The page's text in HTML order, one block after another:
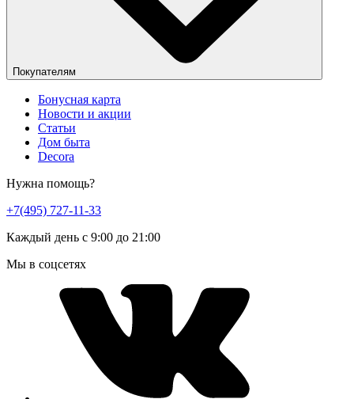
Покупателям
Бонусная карта
Новости и акции
Статьи
Дом быта
Decora
Нужна помощь?
+7(495) 727-11-33
Каждый день с 9:00 до 21:00
Мы в соцсетях